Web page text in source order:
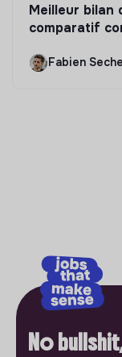
Meilleur bilan
comparatif
Fabien
No